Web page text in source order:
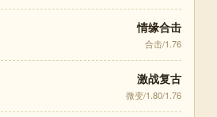
情缘合击
合击/1.76
激战复古
微变/1.80/1.76